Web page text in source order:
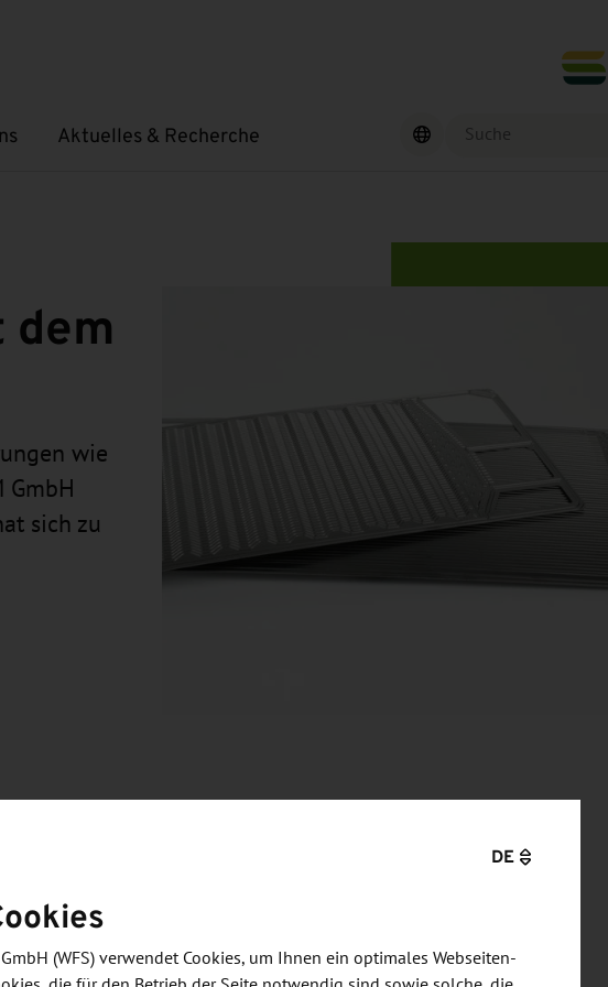
öffnenAktuelles & Recherche
Untermenü öffnen
wie
sich zu
besitzt LASERVORM
, Fertigungs- und Maschinenbau-
Komplettlösungen für
DE
(WFS) verwendet Cookies, um Ihnen ein optimales Webseiten-